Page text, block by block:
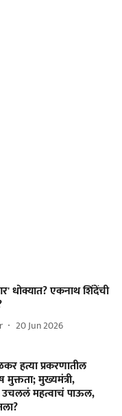
धोक्यात? एकनाथ शिंदेंची
20 Jun 2026
हत्या प्रकरणातील
मुक्तता; मुख्यमंत्री,
उचललं महत्वाचं पाऊल,